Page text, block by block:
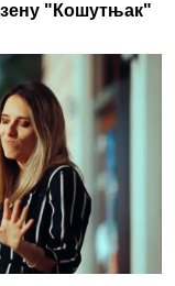
"Кошутњак"